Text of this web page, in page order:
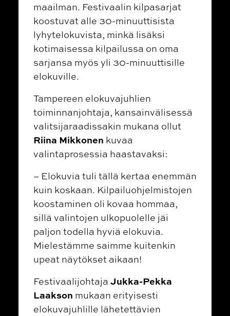
maailman. Festivaalin kilpasarjat
koostuvat alle 30-minuuttisista
lyhytelokuvista, minkä lisäksi
kotimaisessa kilpailussa on oma
sarjansa myös yli 30-minuuttisille
elokuville.
Tampereen elokuvajuhlien
toiminnanjohtaja, kansainvälisessä
valitsijaraadissakin mukana ollut
Riina Mikkonen kuvaa
valintaprosessia haastavaksi:
– Elokuvia tuli tällä kertaa enemmän
kuin koskaan. Kilpailuohjelmistojen
koostaminen oli kovaa hommaa,
sillä valintojen ulkopuolelle jäi
paljon todella hyviä elokuvia.
Mielestämme saimme kuitenkin
upeat näytökset aikaan!
Festivaalijohtaja Jukka-Pekka
Laakson mukaan erityisesti
elokuvajuhlille lähetettävien